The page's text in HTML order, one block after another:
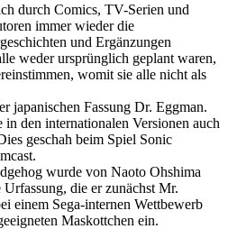
durch Comics, TV-Serien und
immer wieder die
und Ergänzungen
weder ursprünglich geplant waren,
womit sie alle nicht als
japanischen Fassung Dr. Eggman.
in den internationalen Versionen auch
geschah beim Spiel Sonic
wurde von Naoto Ohshima
die er zunächst Mr.
einem Sega-internen Wettbewerb
Maskottchen ein.